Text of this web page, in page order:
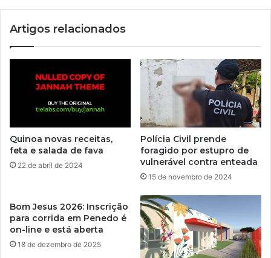
Artigos relacionados
Quinoa novas receitas,
feta e salada de fava
22 de abril de 2024
Polícia Civil prende
foragido por estupro de
vulnerável contra enteada
15 de novembro de 2024
Bom Jesus 2026: Inscrição
para corrida em Penedo é
on-line e está aberta
18 de dezembro de 2025